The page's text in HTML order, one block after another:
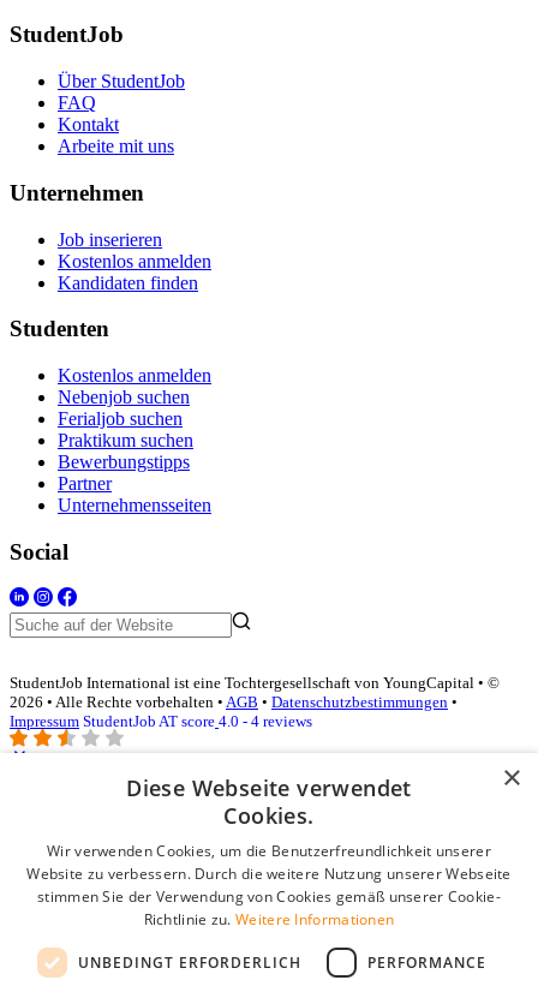
StudentJob
Über StudentJob
FAQ
Kontakt
Arbeite mit uns
Unternehmen
Job inserieren
Kostenlos anmelden
Kandidaten finden
Studenten
Kostenlos anmelden
Nebenjob suchen
Ferialjob suchen
Praktikum suchen
Bewerbungstipps
Partner
Unternehmensseiten
Social
StudentJob International ist eine Tochtergesellschaft von YoungCapital • ©
2026 • Alle Rechte vorbehalten • AGB • Datenschutzbestimmungen •
Impressum StudentJob AT score 4.0 - 4 reviews
Login für Unternehmen
E-Mail*
Passwort
Angemeldet bleiben
Passwort vergessen?
×
Diese Webseite verwendet
Cookies.
Wir verwenden Cookies, um die Benutzerfreundlichkeit unserer
Website zu verbessern. Durch die weitere Nutzung unserer Webseite
stimmen Sie der Verwendung von Cookies gemäß unserer Cookie-
Richtlinie zu. Weitere Informationen
UNBEDINGT ERFORDERLICH PERFORMANCE